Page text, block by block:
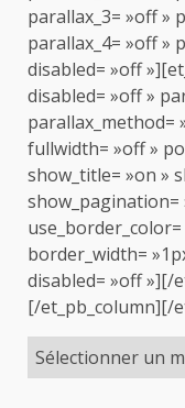
parallax_3= »off »
parallax_4= »off »
disabled= »off
disabled= »off »
parallax_method=
fullwidth= »off »
show_title= »on »
show_pagination=
border_width=
disabled= »off »][/
[/et_pb_column][/